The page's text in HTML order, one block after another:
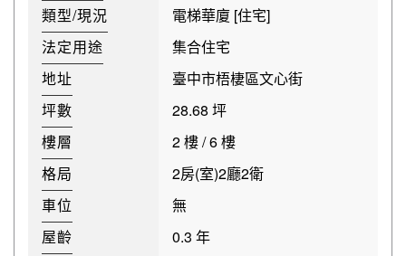
類型/現況
電梯華廈 [住宅]
法定用途
集合住宅
地址
臺中市梧棲區文心街
坪數
28.68 坪
樓層
2 樓 / 6 樓
格局
2房(室)2廳2衛
車位
無
屋齡
0.3 年